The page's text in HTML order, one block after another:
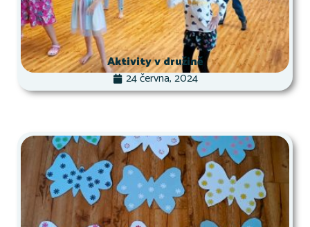
Aktivity v družině
24 června, 2024